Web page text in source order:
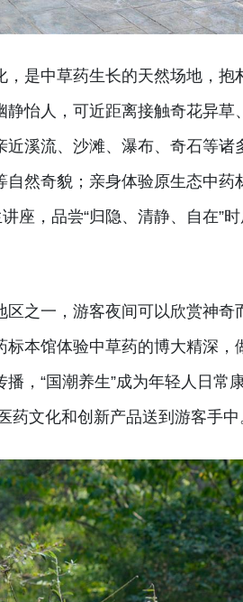
是中草药生长的天然场地，抱
怡人，可近距离接触奇花异草
溪流、沙滩、瀑布、奇石等诸
然奇貌；亲身体验原生态中药
座，品尝“归隐、清静、自在”时
之一，游客夜间可以欣赏神奇
本馆体验中草药的博大精深，
，“国潮养生”成为年轻人日常
药文化和创新产品送到游客手中